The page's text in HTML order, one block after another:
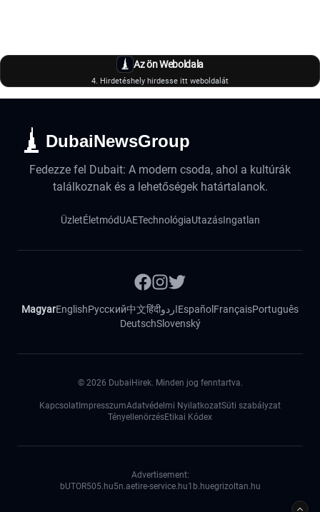
Az ön Weboldala
4. Hirdetéshely hirdesse itt weboldalát
DubaiNewsGroup
Fedezze fel Dubait: A modern csoda, ahol a kultúrák
találkoznak és a lehetőségek határtalanok.
ÜzletÉletmódUAETechnológiaUtazásIngatlan
MagyarEnglishРусский中文हिंदीاردوEspañol FrançaisPortuguês
DeutschSlovenský
© 2026 DubaiHirek. Minden jog fenntartva.
Kapcsolat ImpresszumAdatvédelmi NyilatkozatSüti szabályzat
TényellenörzésEtikai Kódex
Advertisement:
bUTOR505.hu5n.aetire-service.hu1b.huegrizoltan.hu